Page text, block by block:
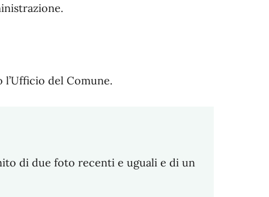
l’Ufficio del Comune.
di due foto recenti e uguali e di un